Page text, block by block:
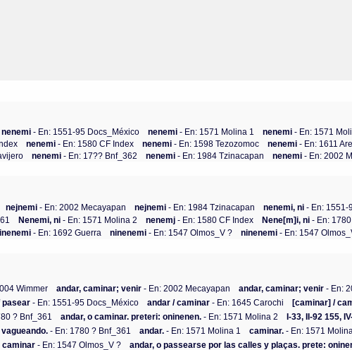
nenemi- En: 1551-95 Docs_México nenemi- En: 1571 Molina 1 nenemi- En: 1571
nenemi- En: 1580 CF Index nenemi- En: 1598 Tezozomoc nenemi- En: 1611
nenemi- En: 17?? Bnf_362 nenemi- En: 1984 Tzinacapan nenemi- En: 2002
nejnemi - En: 2002 Mecayapan nejnemi - En: 1984 Tzinacapan nenemi, ni - En: 1551-
Nenemi, ni - En: 1571 Molina 2 nenemj - En: 1580 CF Index Nene[m]i, ni - En:
- En: 1692 Guerra ninenemi - En: 1547 Olmos_V ? ninenemi - En: 1547
Wimmer andar, caminar; venir - En: 2002 Mecayapan andar, caminar; venir - En:
pasear - En: 1551-95 Docs_México andar / caminar - En: 1645 Carochi [caminar] /
? Bnf_361 andar, o caminar. preteri: oninenen. - En: 1571 Molina 2
I-33, II-92 155,
- En: 1780 ? Bnf_361 andar. - En: 1571 Molina 1 caminar. - En: 1571
caminar - En: 1547 Olmos_V ? andar, o passearse por las calles y plaças. prete: